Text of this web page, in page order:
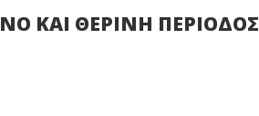
ΚΑΙ ΘΕΡΙΝΗ ΠΕΡΙΟΔΟΣ